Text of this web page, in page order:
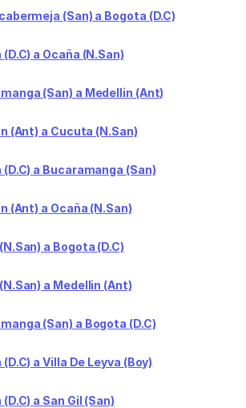
(San) a Bogota (D.C)
a Ocaña (N.San)
(San) a Medellin (Ant)
(Ant) a Cucuta (N.San)
a Bucaramanga (San)
(Ant) a Ocaña (N.San)
a Bogota (D.C)
a Medellin (Ant)
(San) a Bogota (D.C)
a Villa De Leyva (Boy)
a San Gil (San)